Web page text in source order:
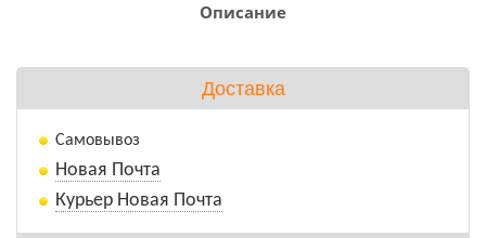
Описание
Доставка
Самовывоз
Новая Почта
Курьер Новая Почта